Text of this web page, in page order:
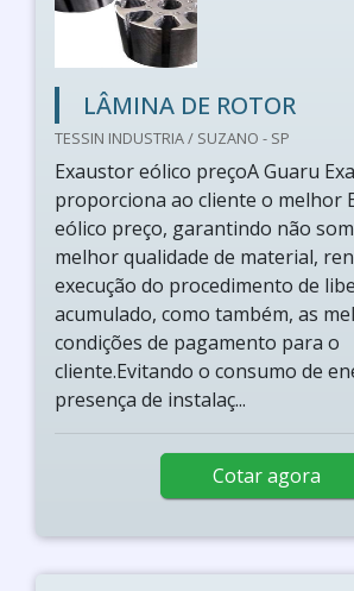
LÂMINA DE ROTOR
TESSIN INDUSTRIA / SUZANO - SP
Exaustor eólico preçoA Guaru
proporciona ao cliente o melhor
eólico preço, garantindo não
melhor qualidade de material,
execução do procedimento de
acumulado, como também, as
condições de pagamento para o
cliente.Evitando o consumo de
presença de instalaç...
Cotar agora